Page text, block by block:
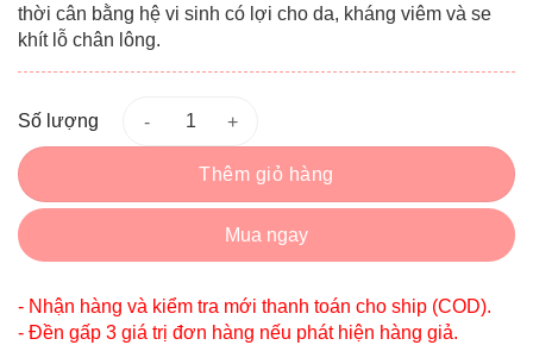
thời cân bằng hệ vi sinh có lợi cho da, kháng viêm và se
khít lỗ chân lông.
Số lượng
Thêm giỏ hàng
Mua ngay
- Nhận hàng và kiểm tra mới thanh toán cho ship (COD).
- Đền gấp 3 giá trị đơn hàng nếu phát hiện hàng giả.